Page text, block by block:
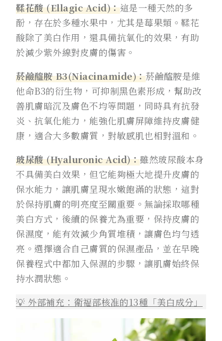
鞣花酸 (Ellagic Acid)：這是一種天然的多
酚，存在於多種水果中，尤其是莓果類。鞣花
酸除了美白作用，還具備抗氧化的效果，有助
於減少紫外線對皮膚的傷害。
菸鹼醯胺 B3(Niacinamide)：菸鹼醯胺是維
他命B3的衍生物，可抑制黑色素形成，幫助改
善肌膚暗沉及膚色不均等問題，同時具有抗發
炎、抗氧化能力，能強化肌膚屏障維持皮膚健
康，適合大多數膚質，對敏感肌也相對溫和。
玻尿酸 (Hyaluronic Acid)：雖然玻尿酸本身
不具備美白效果，但它能夠極大地提升皮膚的
保水能力，讓肌膚呈現水嫩飽滿的狀態，這對
於保持肌膚的明亮度至關重要。無論採取哪種
美白方式，後續的保養尤為重要，保持皮膚的
保濕度，能有效減少角質堆積，讓膚色均勻透
亮。選擇適合自己膚質的保濕產品，並在早晚
保養程式中都加入保濕的步驟，讓肌膚始終保
持水潤狀態。
💡 外部補充：衛福部核准的13種「美白成分」